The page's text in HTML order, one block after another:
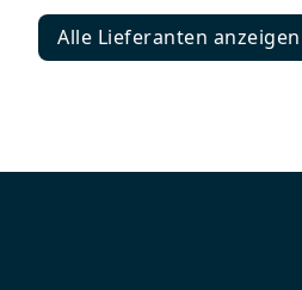
Alle Lieferanten anzeigen
Alle Lieferanten anzeigen